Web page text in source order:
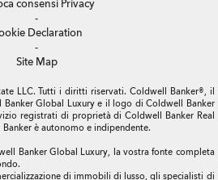
privacy e cookie
-
consensi Privacy
-
Declaration
Site Map
LLC. Tutti i diritti riservati. Coldwell Banker®, il
registrati di proprietà di Coldwell Banker Real
è autonomo e indipendente.